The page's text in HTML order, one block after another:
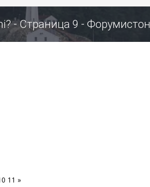
- Страница 9 - Форумистон
11 »